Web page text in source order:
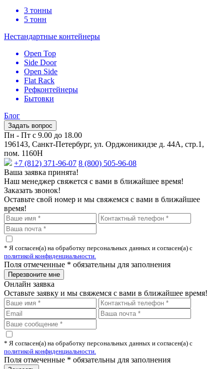
3 тонны
5 тонн
Нестандартные контейнеры
Open Top
Side Door
Open Side
Flat Rack
Рефконтейнеры
Бытовки
Блог
Задать вопрос
Пн - Пт с 9.00 до 18.00
196143, Санкт-Петербург, ул. Орджоникидзе д. 44А, стр.1,
пом. 1160Н
+7 (812) 371-96-07 8 (800) 505-96-08
Ваша заявка принята!
Наш менеджер свяжется с вами в ближайшее время!
Заказать звонок!
Оставьте свой номер и мы свяжемся с вами в ближайшее
время!
* Я согласен(а) на обработку персональных данных и согласен(а) с
политикой конфиденциальности.
Поля отмеченные * обязательны для заполнения
Онлайн заявка
Оставьте заявку и мы свяжемся с вами в ближайшее время!
* Я согласен(а) на обработку персональных данных и согласен(а) с
политикой конфиденциальности.
Поля отмеченные * обязательны для заполнения